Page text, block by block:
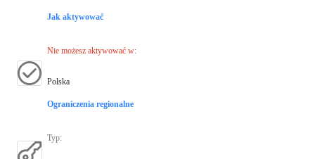
Jak aktywować
Nie możesz aktywować w:
Polska
Ograniczenia regionalne
Typ: